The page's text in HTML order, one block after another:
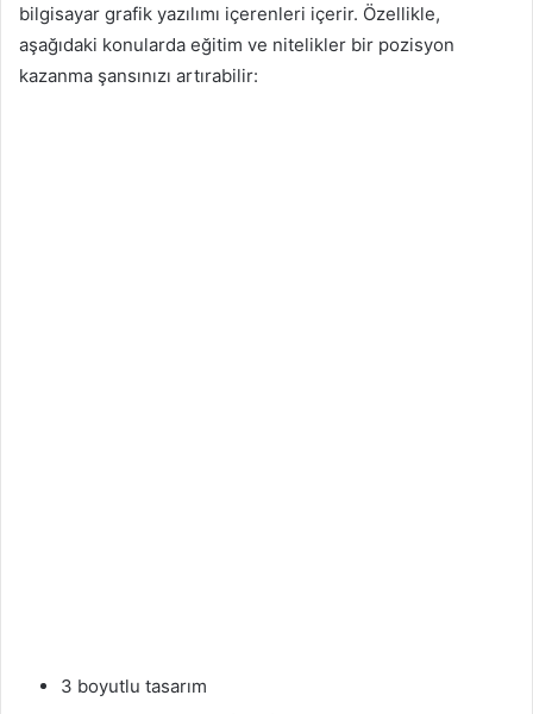
bilgisayar grafik yazılımı içerenleri içerir. Özellikle,
aşağıdaki konularda eğitim ve nitelikler bir pozisyon
kazanma şansınızı artırabilir:
3 boyutlu tasarım